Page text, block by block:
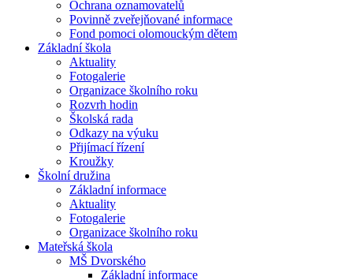
Ochrana oznamovatelů
Povinně zveřejňované informace
Fond pomoci olomouckým dětem
Základní škola
Aktuality
Fotogalerie
Organizace školního roku
Rozvrh hodin
Školská rada
Odkazy na výuku
Přijímací řízení
Kroužky
Školní družina
Základní informace
Aktuality
Fotogalerie
Organizace školního roku
Mateřská škola
MŠ Dvorského
Základní informace